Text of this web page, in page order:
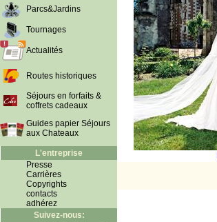
Parcs&Jardins
Tournages
Actualités
Routes historiques
Séjours en forfaits &
coffrets cadeaux
Guides papier Séjours
aux Chateaux
L'entreprise
Presse
Carrières
Copyrights
contacts
adhérez
Suivez-nous: